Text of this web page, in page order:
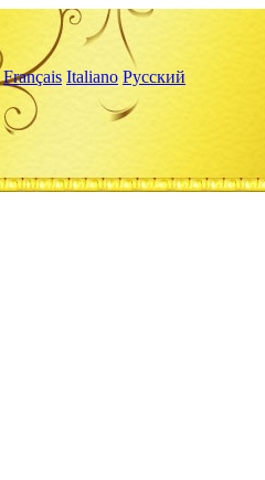
Français Italiano Русский